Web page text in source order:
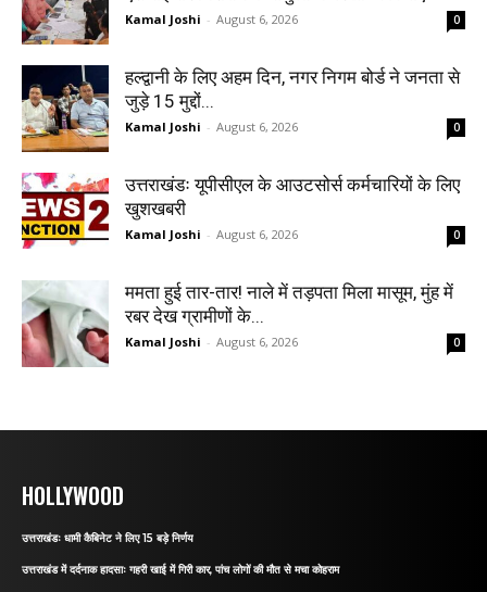
Kamal Joshi - August 6, 2026 0
हल्द्वानी के लिए अहम दिन, नगर निगम बोर्ड ने जनता से
जुड़े 15 मुद्दों...
Kamal Joshi - August 6, 2026 0
उत्तराखंडः यूपीसीएल के आउटसोर्स कर्मचारियों के लिए
खुशखबरी
Kamal Joshi - August 6, 2026 0
ममता हुई तार-तार! नाले में तड़पता मिला मासूम, मुंह में
रबर देख ग्रामीणों के...
Kamal Joshi - August 6, 2026 0
HOLLYWOOD
उत्तराखंडः धामी कैबिनेट ने लिए 15 बड़े निर्णय
उत्तराखंड में दर्दनाक हादसाः गहरी खाई में गिरी कार, पांच लोगों की मौत से मचा कोहराम